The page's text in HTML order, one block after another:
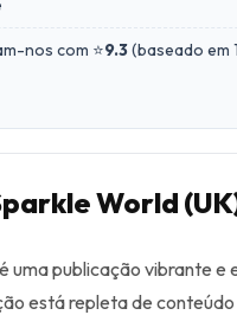
nos com ⭐9.3(baseado em
World
uma publicação vibrante
está repleta de